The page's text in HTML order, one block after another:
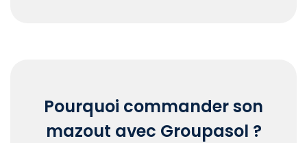
Pourquoi commander son
mazout avec Groupasol ?